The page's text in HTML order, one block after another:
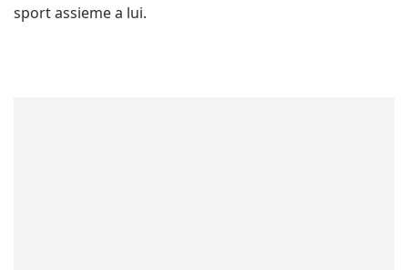
sport assieme a lui.